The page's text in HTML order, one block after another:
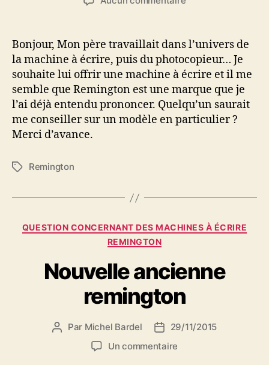
l’article
pour
Noël
Bonjour, Mon père travaillait dans l’univers de
la machine à écrire, puis du photocopieur… Je
souhaite lui offrir une machine à écrire et il me
semble que Remington est une marque que je
l’ai déjà entendu prononcer. Quelqu’un saurait
me conseiller sur un modèle en particulier ?
Merci d’avance.
Étiquettes
Remington
Catégories
QUESTION CONCERNANT DES MACHINES À ÉCRIRE
REMINGTON
Nouvelle ancienne
remington
Auteur
Par Michel Bardel
Date
de
29/11/2015
Un commentaire